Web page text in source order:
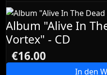
Album "Alive In
Vortex" - CD
€16.00
In den